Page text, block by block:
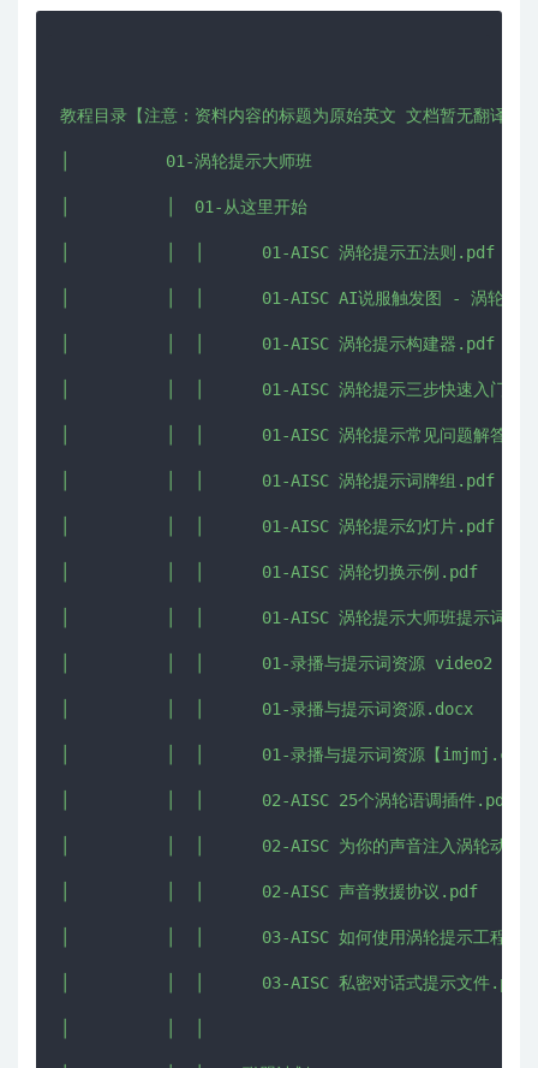
教程目录【注意：资料内容的标题为原始英文 文档暂无翻译
│          01-涡轮提示大师班
│          │  01-从这里开始
│          │  │      01-AISC 涡轮提示五法则.pdf
│          │  │      01-AISC AI说服触发图 - 涡轮提
│          │  │      01-AISC 涡轮提示构建器.pdf
│          │  │      01-AISC 涡轮提示三步快速入门
│          │  │      01-AISC 涡轮提示常见问题解答
│          │  │      01-AISC 涡轮提示词牌组.pdf
│          │  │      01-AISC 涡轮提示幻灯片.pdf
│          │  │      01-AISC 涡轮切换示例.pdf
│          │  │      01-AISC 涡轮提示大师班提示词
│          │  │      01-录播与提示词资源 video2【
│          │  │      01-录播与提示词资源.docx
│          │  │      01-录播与提示词资源【imjmj.com
│          │  │      02-AISC 25个涡轮语调插件.pdf
│          │  │      02-AISC 为你的声音注入涡轮动力
│          │  │      02-AISC 声音救援协议.pdf
│          │  │      03-AISC 如何使用涡轮提示工程师
│          │  │      03-AISC 私密对话式提示文件.pdf